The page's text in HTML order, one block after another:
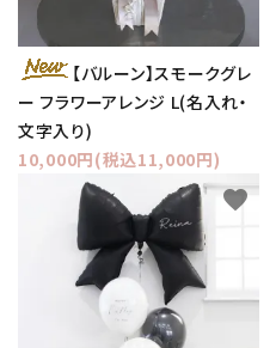
【バルーン】スモークグレ
ー フラワーアレンジ L(名入れ・
文字入り)
10,000円(税込11,000円)
favorite